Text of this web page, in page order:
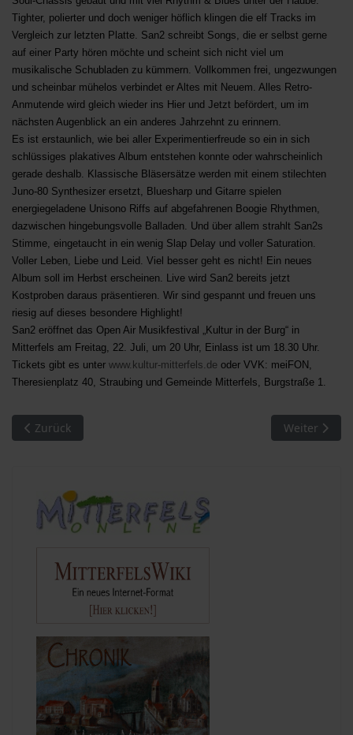
Tighter, polierter und doch weniger höflich klingen die elf Tracks im
Vergleich zur letzten Platte. San2 schreibt Songs, die er selbst gerne
auf einer Party hören möchte und scheint sich nicht viel um
musikalische Schubladen zu kümmern. Vollkommen frei, ungezwungen
und scheinbar mühelos verbindet er Altes mit Neuem. Alles Retro-
Anmutende wird gleich wieder ins Hier und Jetzt befördert, um im
nächsten Augenblick an ein anderes Jahrzehnt zu erinnern.
Es ist erstaunlich, wie bei aller Experimentierfreude so ein in sich
schlüssiges plakatives Album entstehen konnte oder wahrscheinlich
gerade deshalb. Klassische Bläsersätze werden mit einem stilechten
Juno-80 Synthesizer ersetzt, Bluesharp und Gitarre spielen
energiegeladene Unisono Riffs auf abgefahrenen Boogie Rhythmen,
dazwischen hingebungsvolle Balladen. Und über allem strahlt San2s
Stimme, eingetaucht in ein wenig Slap Delay und voller Saturation.
Voller Leben, Liebe und Leid. Viel besser geht es nicht! Ein neues
Album soll im Herbst erscheinen. Live wird San2 bereits jetzt
Kostproben daraus präsentieren. Wir sind gespannt und freuen uns
riesig auf dieses besondere Highlight!
San2 eröffnet das Open Air Musikfestival „Kultur in der Burg“ in
Mitterfels am Freitag, 22. Juli, um 20 Uhr, Einlass ist um 18.30 Uhr.
Tickets gibt es unter www.kultur-mitterfels.de oder VVK: meiFON,
Theresienplatz 40, Straubing und Gemeinde Mitterfels, Burgstraße 1.
Vorheriger Beitrag: Biomasse-Heizwerk Mitterfels: Aufbau
Zurück Nächster
Weiter